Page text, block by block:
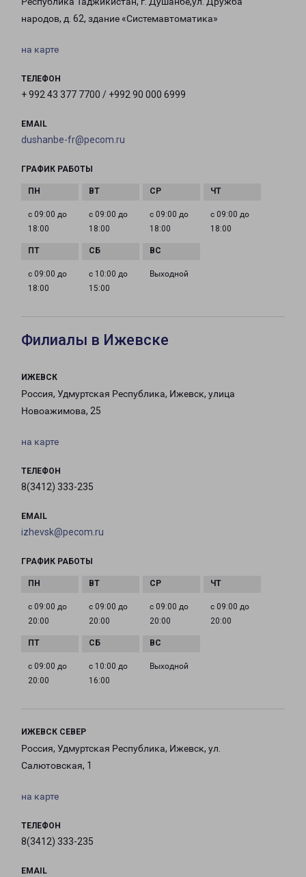
народов, д. 62, здание «Системавтоматика»
на карте
ТЕЛЕФОН
+ 992 43 377 7700 / +992 90 000 6999
EMAIL
dushanbe-fr@pecom.ru
ГРАФИК РАБОТЫ
с 09:00 до
18:00
с 09:00 до
18:00
с 09:00 до
18:00
с 09:00 до
18:00
с 09:00 до
18:00
с 10:00 до
15:00
Выходной
Филиалы в Ижевске
ИЖЕВСК
Россия, Удмуртская Республика, Ижевск, улица
Новоажимова, 25
на карте
ТЕЛЕФОН
8(3412) 333-235
EMAIL
izhevsk@pecom.ru
ГРАФИК РАБОТЫ
с 09:00 до
20:00
с 09:00 до
20:00
с 09:00 до
20:00
с 09:00 до
20:00
с 09:00 до
20:00
с 10:00 до
16:00
Выходной
ИЖЕВСК СЕВЕР
Россия, Удмуртская Республика, Ижевск, ул.
Салютовская, 1
на карте
ТЕЛЕФОН
8(3412) 333-235
EMAIL